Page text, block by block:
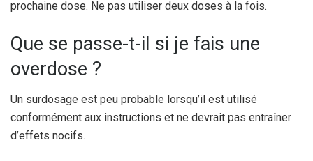
prochaine dose. Ne pas utiliser deux doses à la fois.
Que se passe-t-il si je fais une
overdose ?
Un surdosage est peu probable lorsqu’il est utilisé
conformément aux instructions et ne devrait pas entraîner
d’effets nocifs.